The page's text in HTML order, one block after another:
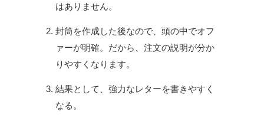
はありません。
封筒を作成した後なので、頭の中でオフ
ァーが明確。だから、注文の説明が分か
りやすくなります。
結果として、強力なレターを書きやすく
なる。